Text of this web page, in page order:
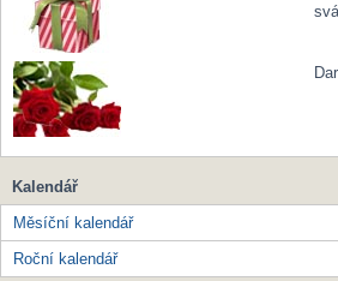
Kalendář
Měsíční kalendář
Roční kalendář